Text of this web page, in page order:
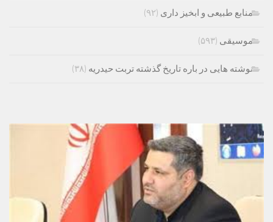
منابع طبیعی و ابخیز داری (۹۲)
موسیقی (۵۹۳)
نوشته هایی در باره تاریخ گذشته تربت حیدریه (۳۸)